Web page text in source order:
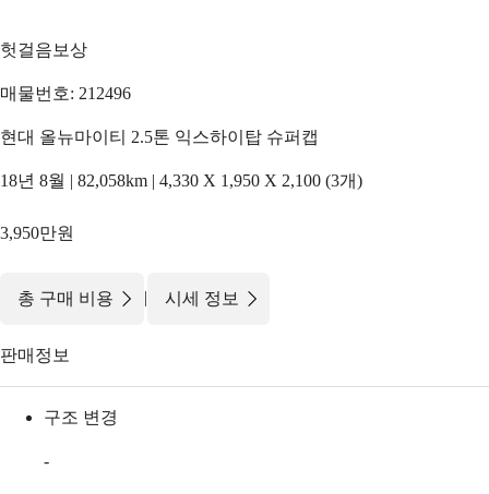
헛걸음보상
매물번호: 212496
현대 올뉴마이티 2.5톤 익스하이탑 슈퍼캡
18년 8월 | 82,058km | 4,330 X 1,950 X 2,100 (3개)
3,950만원
총 구매 비용 | 시세 정보
판매정보
구조 변경
-